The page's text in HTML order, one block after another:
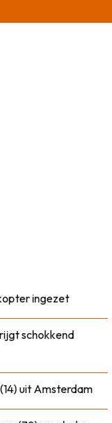
ingezet
schokkend
uit Amsterdam